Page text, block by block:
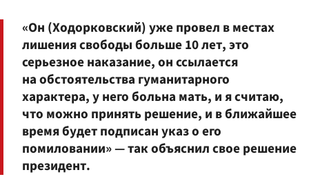
«Он (Ходорковский) уже провел в местах
лишения свободы больше 10 лет, это
серьезное наказание, он ссылается
на обстоятельства гуманитарного
характера, у него больна мать, и я считаю,
что можно принять решение, и в ближайшее
время будет подписан указ о его
помиловании» — так объяснил свое решение
президент.